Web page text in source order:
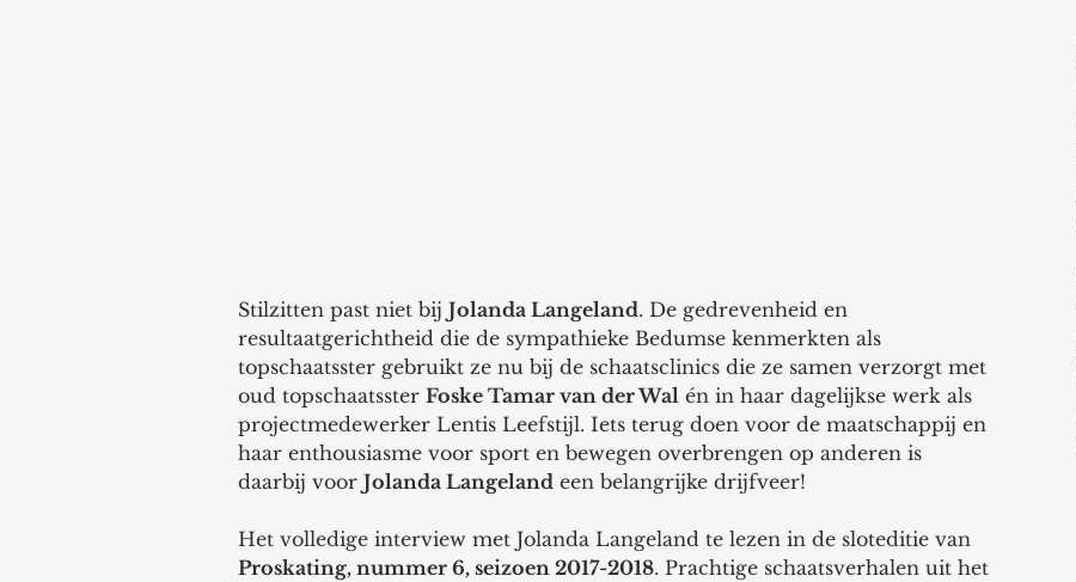
Stilzitten past niet bij Jolanda Langeland. De gedrevenheid en
resultaatgerichtheid die de sympathieke Bedumse kenmerkten als
topschaatsster gebruikt ze nu bij de schaatsclinics die ze samen verzorgt met
oud topschaatsster Foske Tamar van der Wal én in haar dagelijkse werk als
projectmedewerker Lentis Leefstijl. Iets terug doen voor de maatschappij en
haar enthousiasme voor sport en bewegen overbrengen op anderen is
daarbij voor Jolanda Langeland een belangrijke drijfveer!
Het volledige interview met Jolanda Langeland te lezen in de sloteditie van
Proskating, nummer 6, seizoen 2017-2018. Prachtige schaatsverhalen uit het